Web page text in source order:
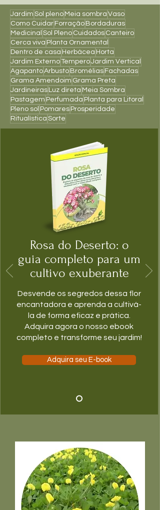
Jardim Sol pleno Meia sombra Vaso
Como Cuidar Forração Bordaduras
Medicinal Sol Pleno Cuidados Canteiro
Cerca viva Planta Ornamental
Dentro de casa Herbácea Horta
Jardim ExternoTemperoJardim Vertical
AgapantoArbusto Bromélias Fachadas
Grama Amendoim Grama Preta
Jardineiras Luz direta Meia Sombra
Pastagem Perfumada Planta para Litoral
Pleno sol Pomares Prosperidade
Ritualística Sorte
Rosa do Deserto: o
guia completo para um
cultivo exuberante
Desvende os segredos dessa flor
encantadora e aprenda a cultivá-
la de forma eficaz e prática.
Adquira agora o nosso ebook
completo e transforme seu jardim!
Adquira seu E-book